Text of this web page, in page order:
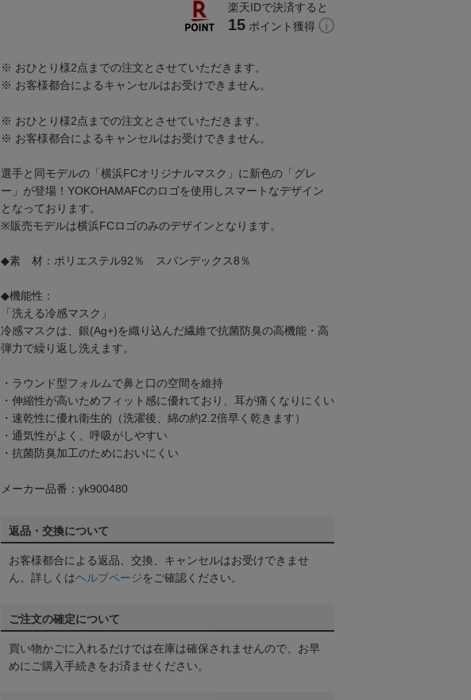
楽天IDで決済すると
15 ポイント獲得
※ おひとり様2点までの注文とさせていただきます。
※ お客様都合によるキャンセルはお受けできません。
※ おひとり様2点までの注文とさせていただきます。
※ お客様都合によるキャンセルはお受けできません。
選手と同モデルの「横浜FCオリジナルマスク」に新色の「グレ
ー」が登場！YOKOHAMAFCのロゴを使用しスマートなデザイン
となっております。
※販売モデルは横浜FCロゴのみのデザインとなります。
◆素 材：ポリエステル92％ スパンデックス8％
◆機能性：
「洗える冷感マスク」
冷感マスクは、銀(Ag+)を織り込んだ繊維で抗菌防臭の高機能・高
弾力で繰り返し洗えます。
・ラウンド型フォルムで鼻と口の空間を維持
・伸縮性が高いためフィット感に優れており、耳が痛くなりにくい
・速乾性に優れ衛生的（洗濯後、綿の約2.2倍早く乾きます）
・通気性がよく、呼吸がしやすい
・抗菌防臭加工のためにおいにくい
メーカー品番：yk900480
返品・交換について
お客様都合による返品、交換、キャンセルはお受けできませ
ん。詳しくはヘルプページをご確認ください。
ご注文の確定について
買い物かごに入れるだけでは在庫は確保されませんので、お早
めにご購入手続きをお済ませください。